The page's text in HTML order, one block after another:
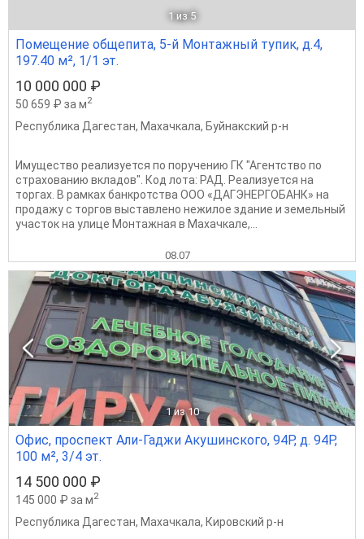
1 из 5
Помещение общепита, 5-й Монтажный тупик, д.4,
197.40 м², 1/1 эт.
10 000 000 ₽
50 659 ₽ за м2
Республика Дагестан, Махачкала, Буйнакский р-н
Имущество реализуется по поручению ГК "Агентство по
страхованию вкладов". Код лота: РАД. Реализуется на
торгах. В рамках банкротства ООО «ДАГЭНЕРГОБАНК» на
продажу с торгов выставлено нежилое здание и земельный
участок на улице Монтажная в Махачкале,...
08.07
1 из 10
Офис, проспект Али-Гаджи Акушинского, 94Р, д. 94Р,
100 м², 3/4 эт.
14 500 000 ₽
145 000 ₽ за м2
Республика Дагестан, Махачкала, Кировский р-н